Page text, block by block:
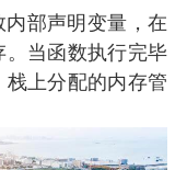
部声明变量，在
。当函数执行完毕
上分配的内存管